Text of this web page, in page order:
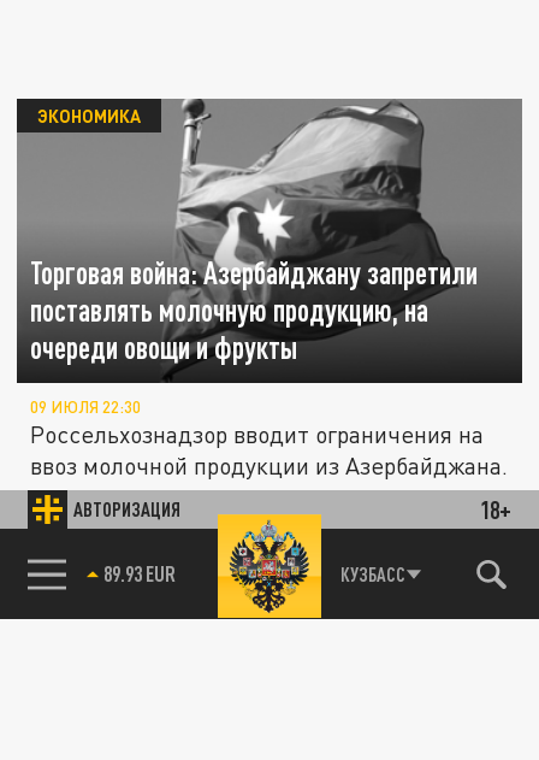
АВТОРИЗАЦИЯ 18+
85.64 BRENT КУЗБАСС
Торговая война: Азербайджану запретили
поставлять молочную продукцию, на
очереди овощи и фрукты
ЭКОНОМИКА
09 ИЮЛЯ 22:30
Россельхознадзор вводит ограничения на
ввоз молочной продукции из Азербайджана.
ОБЩЕСТВО